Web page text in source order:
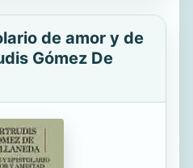
de amor y de
Gómez De